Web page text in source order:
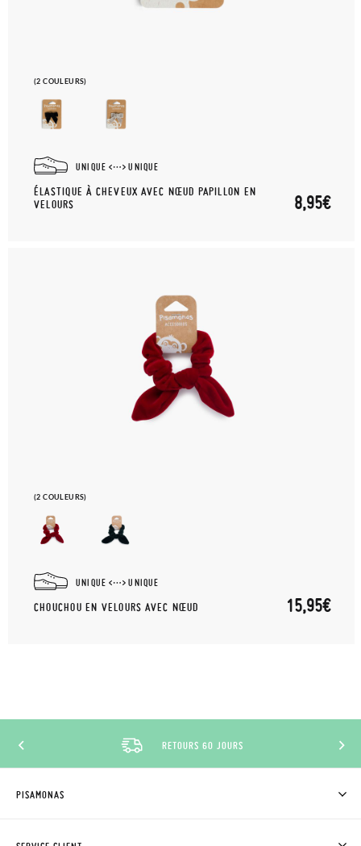
(2 COULEURS)
UNIQUE UNIQUE
ÉLASTIQUE À CHEVEUX AVEC NŒUD PAPILLON EN
VELOURS
8,95€
(2 COULEURS)
UNIQUE UNIQUE
CHOUCHOU EN VELOURS AVEC NŒUD 15,95€
RETOURS 60 JOURS
PISAMONAS